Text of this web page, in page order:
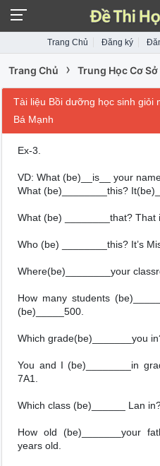
Trang Chủ Đăng ký
Trang Chủ › Trung Học Cơ Sở
Tài liệu Bồi dưỡng học sinh giỏi
Bá Mạnh
Ex-3.
VD: What (be)__is__ your
What (be)________this?
What (be) ________that? That
Who (be) ________this? It’s
Where(be)________your
How many students
(be)_____500.
Which grade(be)_______you
You and I (be)________in
7A1.
Which class (be)______ Lan
How old (be)_______your
years old.